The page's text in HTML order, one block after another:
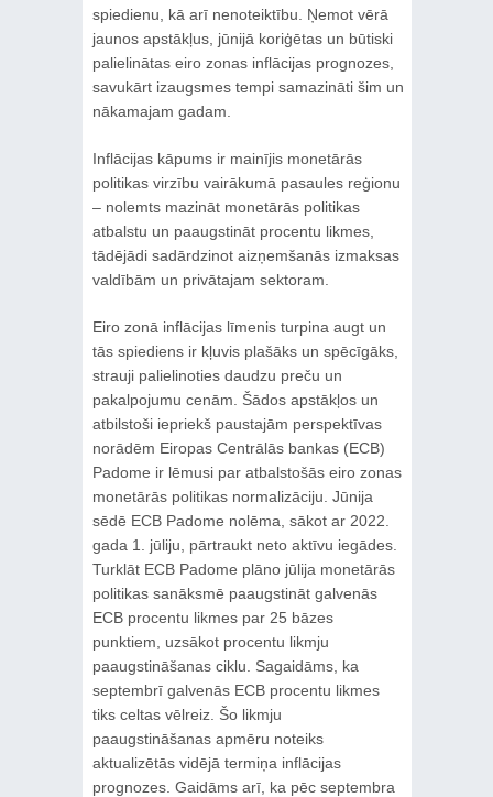
spiedienu, kā arī nenoteiktību. Ņemot vērā
jaunos apstākļus, jūnijā koriģētas un būtiski
palielinātas eiro zonas inflācijas prognozes,
savukārt izaugsmes tempi samazināti šim un
nākamajam gadam.
Inflācijas kāpums ir mainījis monetārās
politikas virzību vairākumā pasaules reģionu
– nolemts mazināt monetārās politikas
atbalstu un paaugstināt procentu likmes,
tādējādi sadārdzinot aizņemšanās izmaksas
valdībām un privātajam sektoram.
Eiro zonā inflācijas līmenis turpina augt un
tās spiediens ir kļuvis plašāks un spēcīgāks,
strauji palielinoties daudzu preču un
pakalpojumu cenām. Šādos apstākļos un
atbilstoši iepriekš paustajām perspektīvas
norādēm Eiropas Centrālās bankas (ECB)
Padome ir lēmusi par atbalstošās eiro zonas
monetārās politikas normalizāciju. Jūnija
sēdē ECB Padome nolēma, sākot ar 2022.
gada 1. jūliju, pārtraukt neto aktīvu iegādes.
Turklāt ECB Padome plāno jūlija monetārās
politikas sanāksmē paaugstināt galvenās
ECB procentu likmes par 25 bāzes
punktiem, uzsākot procentu likmju
paaugstināšanas ciklu. Sagaidāms, ka
septembrī galvenās ECB procentu likmes
tiks celtas vēlreiz. Šo likmju
paaugstināšanas apmēru noteiks
aktualizētās vidējā termiņa inflācijas
prognozes. Gaidāms arī, ka pēc septembra